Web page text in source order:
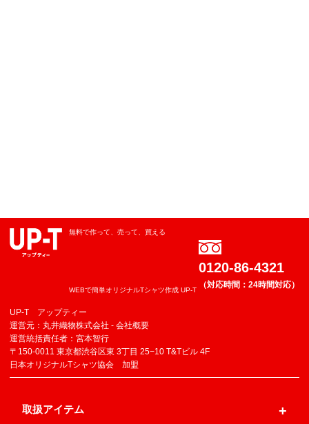
無料で作って、売って、買える
WEBで簡単オリジナルTシャツ作成 UP-T
0120-86-4321
（対応時間：24時間対応）
UP-T アップティー
運営元：丸井織物株式会社 - 会社概要
運営統括責任者：宮本智行
〒150-0011 東京都渋谷区東 3丁目 25−10 T&Tビル 4F
日本オリジナルTシャツ協会 加盟
取扱アイテム